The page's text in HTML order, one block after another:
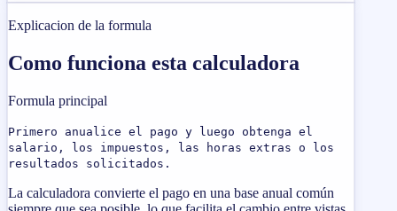
Explicacion de la formula
Como funciona esta calculadora
Formula principal
Primero anualice el pago y luego obtenga el
salario, los impuestos, las horas extras o los
resultados solicitados.
La calculadora convierte el pago en una base anual común